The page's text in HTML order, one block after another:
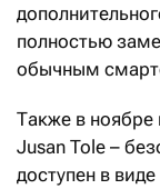
полностью
обычным
Также в ноябре
Jusan Tole –
доступен в